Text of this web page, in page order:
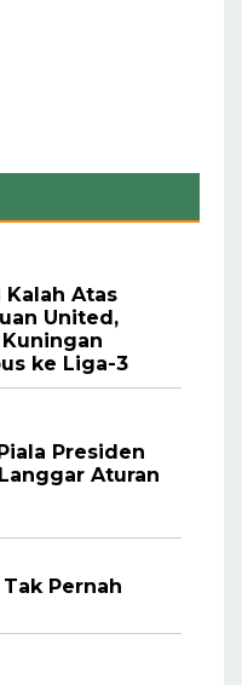
Kalah Atas
United,
ke Liga-3
Presiden
Aturan
Tak Pernah